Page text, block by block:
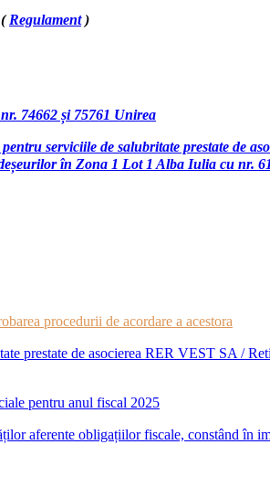
(Regulament)
74662 și 75761 Unirea
serviciile de salubritate prestate de
în Zona 1 Lot 1 Alba Iulia cu nr.
procedurii de acordare a acestora
prestate de asocierea RER VEST SA /
pentru anul fiscal 2025
aferente obligațiilor fiscale, constând în